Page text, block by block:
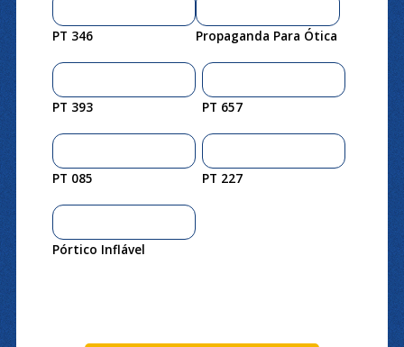
PT 346 Propaganda Para Ótica
PT 393 PT 657
PT 085 PT 227
Pórtico Inflável